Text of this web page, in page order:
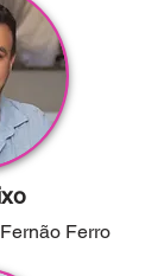
Ferro